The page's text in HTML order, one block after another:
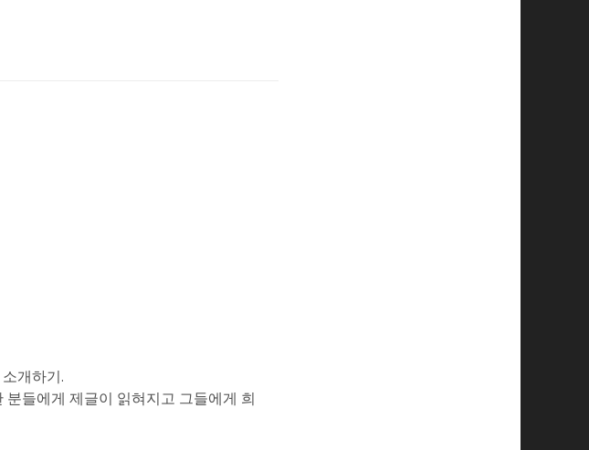
개하기.
들에게 제글이 읽혀지고 그들에게 희